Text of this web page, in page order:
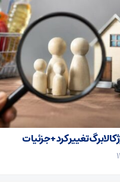
تغییر کرد + جزئیات